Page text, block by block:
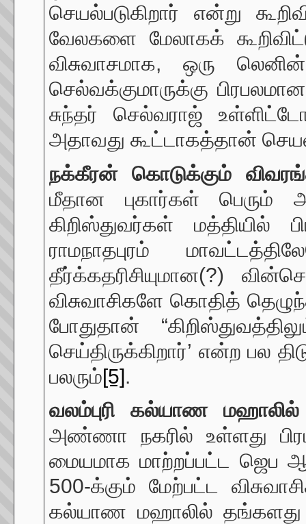
செயல்படுகிறார் என்று
வேலகளை மேலாகக்
விசுவாசமாக, ஒரு
செல்வக்குமாருக்கு
சுந்தர் செல்வராஜ்
அதாவது கூட்டாகத்தான்
நக்கீரன் கொடுக்கும்
மீதான புகார்கள் பெரும்
கிறிஸ்துவர்கள் மத்தியில்
ராமநாதபுரம்
தீர்க்கதரிசியுமான(?)
விசுவாசிகளே கொதித்
போதுதான்
செய்திருக்கிறார்’ என்ற பல
பலரும்[5].
வலம்புரிகல்யாண
அண்ணா நகரில் உள்ளது
மையமாக மாற்றப்பட்ட
500-க்கும் மேற்பட்ட
கல்யாண மஹாலில் தங்களது